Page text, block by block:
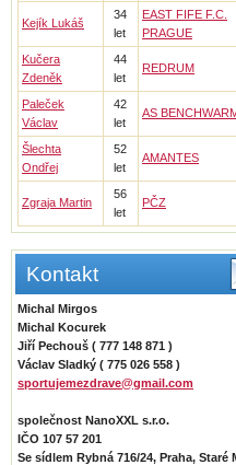
Kejík Lukáš
34
let
EAST FIFE F.C.
PRAGUE
Kučera
Zdeněk
44
let
REDRUM
Paleček
Václav
42
let
AS
Šlechta
Ondřej
52
let
AMANTES
Zgraja Martin
56
let
PČZ
Kontakt
Michal Mirgos
Michal Kocurek
Jiří Pechouš ( 777 148 871 )
Václav Sladký ( 775 026 558 )
sportujemezdrave@gmail.com
společnost NanoXXL s.r.o.
IČO 107 57 201
Se sídlem Rybná 716/24, Praha, Staré